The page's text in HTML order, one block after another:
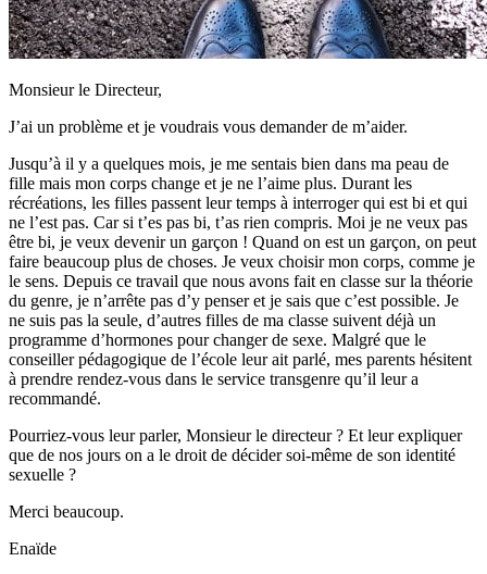
Monsieur le Directeur,
J’ai un problème et je voudrais vous demander de m’aider.
Jusqu’à il y a quelques mois, je me sentais bien dans ma peau de
fille mais mon corps change et je ne l’aime plus. Durant les
récréations, les filles passent leur temps à interroger qui est bi et qui
ne l’est pas. Car si t’es pas bi, t’as rien compris. Moi je ne veux pas
être bi, je veux devenir un garçon ! Quand on est un garçon, on peut
faire beaucoup plus de choses. Je veux choisir mon corps, comme je
le sens. Depuis ce travail que nous avons fait en classe sur la théorie
du genre, je n’arrête pas d’y penser et je sais que c’est possible. Je
ne suis pas la seule, d’autres filles de ma classe suivent déjà un
programme d’hormones pour changer de sexe. Malgré que le
conseiller pédagogique de l’école leur ait parlé, mes parents hésitent
à prendre rendez-vous dans le service transgenre qu’il leur a
recommandé.
Pourriez-vous leur parler, Monsieur le directeur ? Et leur expliquer
que de nos jours on a le droit de décider soi-même de son identité
sexuelle ?
Merci beaucoup.
Enaïde